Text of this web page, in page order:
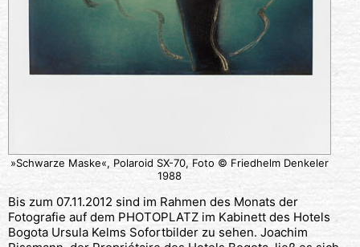
»Schwarze Maske«, Polaroid SX-70, Foto © Friedhelm Denkeler
1988
Bis zum 07.11.2012 sind im Rahmen des Monats der
Fotografie auf dem PHOTOPLATZ im Kabinett des Hotels
Bogota Ursula Kelms Sofortbilder zu sehen. Joachim